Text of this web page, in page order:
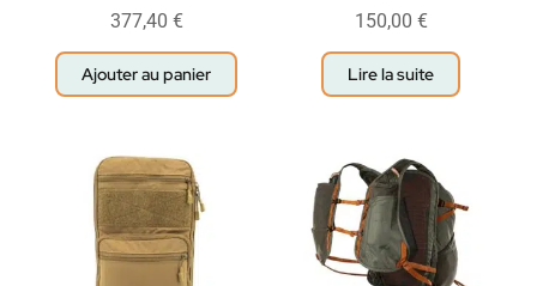
377,40 €
Ajouter au panier
150,00 €
Lire la suite